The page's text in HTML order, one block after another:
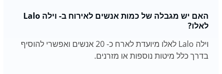
האם יש מגבלה של כמות אנשים לאירוח ב- וילה Lalo
לאלו?
וילה Lalo לאלו מיועדת לארח כ- 20 אנשים ואפשרי להוסיף
בדרך כלל מיטות נוספות או מזרנים.